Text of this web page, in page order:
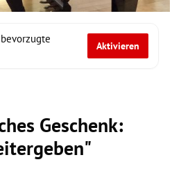
Aktivieren
Geschenk: